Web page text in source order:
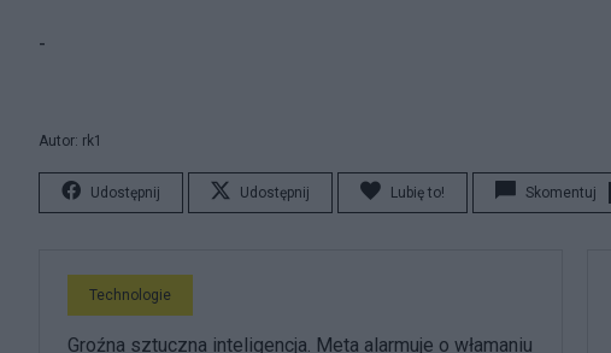
-
Autor: rk1
Udostępnij Udostępnij Lubię to! Skomentuj
Technologie
Groźna sztuczna inteligencja. Meta alarmuje o włamaniu